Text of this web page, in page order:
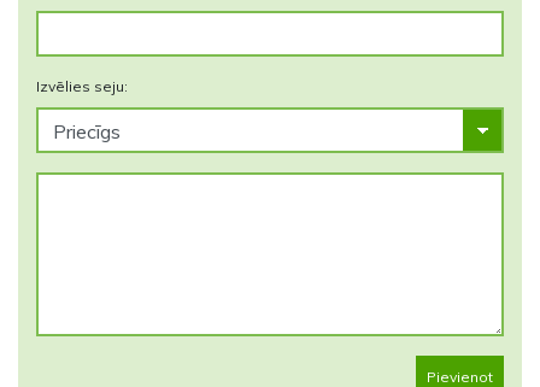
Izvēlies seju:
Pievienot